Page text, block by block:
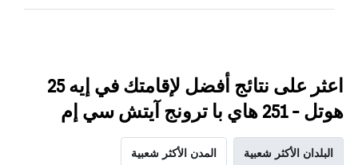
اعثر على نتائج أفضل لإقامتك في إيه 25
هوتل - 251 هاي با ترونج آيتش سي إم
البلدان الأكثر شعبية المدن الأكثر شعبية